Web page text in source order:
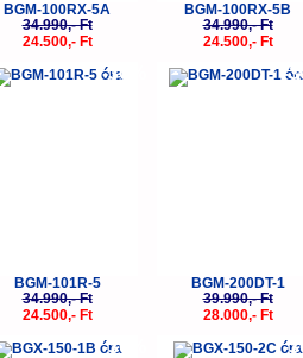
BGM-100RX-5A
34.990,- Ft
24.500,- Ft
BGM-100RX-5B
34.990,- Ft
24.500,- Ft
-30%
BGM-101R-5
34.990,- Ft
24.500,- Ft
-
BGM-200DT-1
39.990,- Ft
28.000,- Ft
-30% -